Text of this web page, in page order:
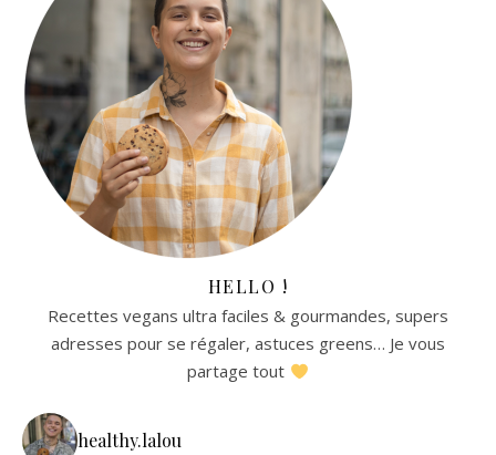
HELLO !
Recettes vegans ultra faciles & gourmandes, supers
adresses pour se régaler, astuces greens… Je vous
partage tout
healthy.lalou